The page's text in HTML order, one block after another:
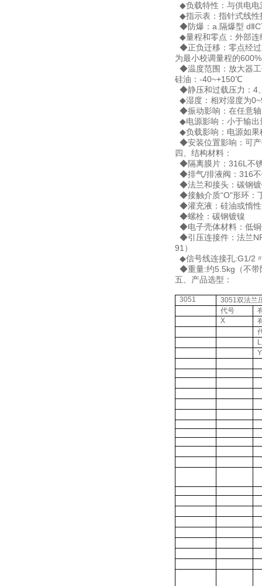
◆负载特性：与供电
◆指示表：指针式线性
◆防爆：a.隔爆型
◆量程和零点：外部连
◆正负迁移：零点经过
为最小校调量程的
◆温度范围：放大器
硅油：-40~+150℃
◆静压和过载压力：4
◆湿度：相对湿度为
◆振动影响：在任意
◆电源影响：小于输出
◆负载影响：电源如果
◆安装位置影响：可
四、结构材料：
◆隔离膜片：316L不
◆排气/排液阀：316
◆法兰和接头：碳钢
◆接触介质“O"形环：
◆灌充液：硅油或惰
◆螺栓：碳钢镀镍
◆电子壳体材料：低
◆引压连接件：法兰
91）
◆信号线连接孔:G1/2
◆重量:约5.5kg（不带
五、产品选型：
3051
3051双法兰
代号
X